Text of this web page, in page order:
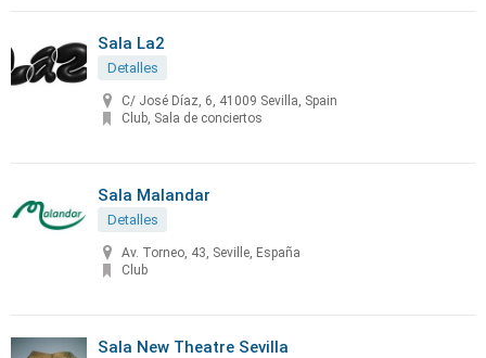
Sala La2
Detalles
C/ José Díaz, 6, 41009 Sevilla, Spain
Club, Sala de conciertos
Sala Malandar
Detalles
Av. Torneo, 43, Seville, España
Club
Sala New Theatre Sevilla